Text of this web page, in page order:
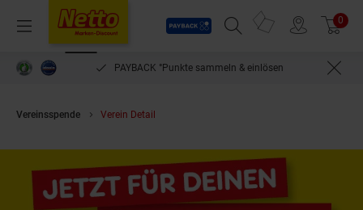
Menü
Payback
Suchfeld einblenden
Prospekte 0
PAYBACK °Punkte sammeln & einlösen
Vereinsspende Verein Detail